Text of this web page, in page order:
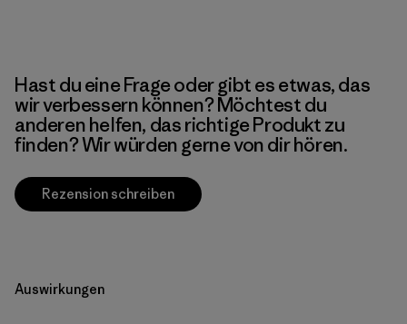
Hast du eine Frage oder gibt es etwas, das
wir verbessern können? Möchtest du
anderen helfen, das richtige Produkt zu
finden? Wir würden gerne von dir hören.
Rezension schreiben
Auswirkungen